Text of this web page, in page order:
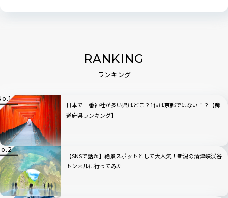
RANKING
ランキング
日本で一番神社が多い県はどこ？1位は京都ではない！？【都
道府県ランキング】
【SNSで話題】絶景スポットとして大人気！新潟の清津峡渓谷
トンネルに行ってみた